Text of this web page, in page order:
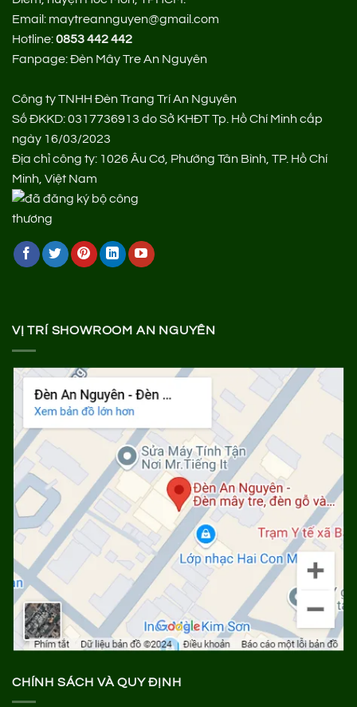
Email: maytreannguyen@gmail.com
Hotline:0853 442 442
Fanpage:Đèn Mây Tre An Nguyên
Công ty TNHH Đèn Trang Trí An Nguyên
Số ĐKKD: 0317736913 do Sở KHĐT Tp. Hồ Chí Minh cấp
ngày 16/03/2023
Địa chỉ công ty: 1026 Âu Cơ, Phường Tân Bình, TP. Hồ Chí
Minh, Việt Nam
VỊ TRÍ SHOWROOM AN NGUYÊN
CHÍNH SÁCH VÀ QUY ĐỊNH